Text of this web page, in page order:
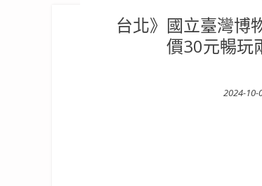
台北》國立臺灣
價30元暢玩
Posted
2024-10-